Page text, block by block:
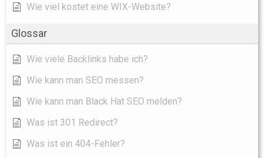
Wie viel kostet eine WIX-Website?
Glossar
Wie viele Backlinks habe ich?
Wie kann man SEO messen?
Wie kann man Black Hat SEO melden?
Was ist 301 Redirect?
Was ist ein 404-Fehler?